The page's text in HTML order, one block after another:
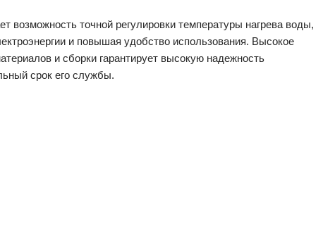
возможность точной регулировки температуры нагрева воды,
и повышая удобство использования. Высокое
и сборки гарантирует высокую надежность
срок его службы.